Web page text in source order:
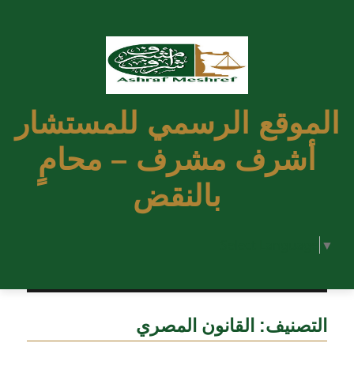
الموقع الرسمي للمستشار
أشرف مشرف – محامٍ
بالنقض
▼
التصنيف: القانون المصري